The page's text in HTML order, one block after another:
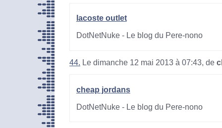
lacoste outlet
DotNetNuke - Le blog du Pere-nono
44. Le dimanche 12 mai 2013 à 07:43, de
cheap jordans
DotNetNuke - Le blog du Pere-nono